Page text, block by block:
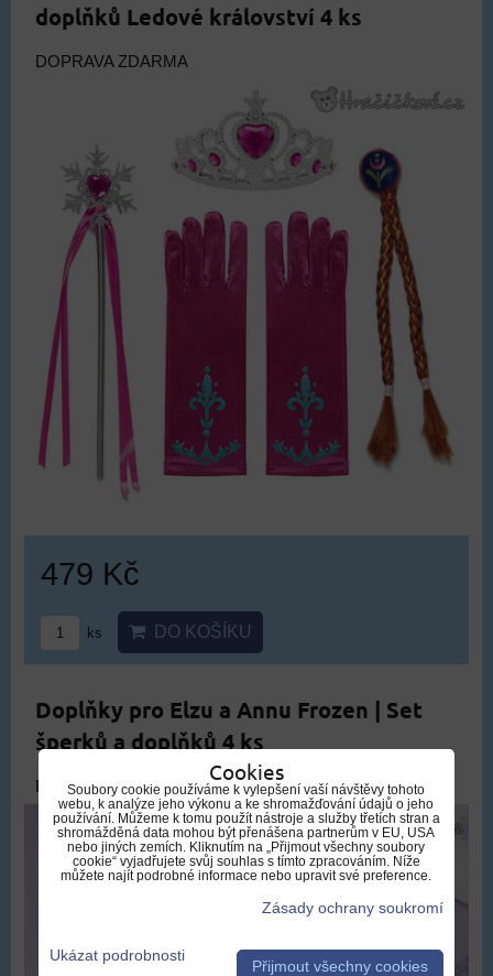
doplňků Ledové království 4 ks
DOPRAVA ZDARMA
479 Kč
ks DO KOŠÍKU
Doplňky pro Elzu a Annu Frozen | Set
šperků a doplňků 4 ks
DOPRAVA ZDARMA
Cookies
Soubory cookie používáme k vylepšení vaší návštěvy tohoto
webu, k analýze jeho výkonu a ke shromažďování údajů o jeho
používání. Můžeme k tomu použít nástroje a služby třetích stran a
shromážděná data mohou být přenášena partnerům v EU, USA
nebo jiných zemích. Kliknutím na „Přijmout všechny soubory
cookie“ vyjadřujete svůj souhlas s tímto zpracováním. Níže
můžete najít podrobné informace nebo upravit své preference.
Zásady ochrany soukromí
Ukázat podrobnosti
Přijmout všechny cookies